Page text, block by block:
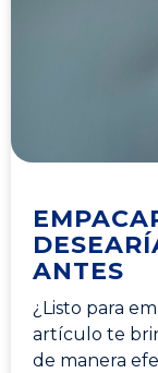
ANTES
¿Listo para
artículo te
de manera